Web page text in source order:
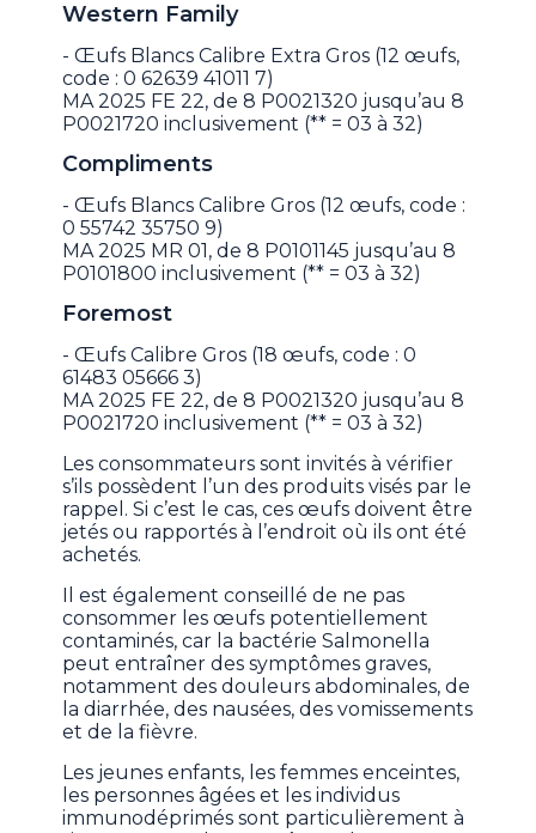
Western Family
- Œufs Blancs Calibre Extra Gros (12 œufs,
code : 0 62639 41011 7)
MA 2025 FE 22, de 8 P0021320 jusqu’au 8
P0021720 inclusivement (** = 03 à 32)
Compliments
- Œufs Blancs Calibre Gros (12 œufs, code :
0 55742 35750 9)
MA 2025 MR 01, de 8 P0101145 jusqu’au 8
P0101800 inclusivement (** = 03 à 32)
Foremost
- Œufs Calibre Gros (18 œufs, code : 0
61483 05666 3)
MA 2025 FE 22, de 8 P0021320 jusqu’au 8
P0021720 inclusivement (** = 03 à 32)
Les consommateurs sont invités à vérifier
s’ils possèdent l’un des produits visés par le
rappel. Si c’est le cas, ces œufs doivent être
jetés ou rapportés à l’endroit où ils ont été
achetés.
Il est également conseillé de ne pas
consommer les œufs potentiellement
contaminés, car la bactérie Salmonella
peut entraîner des symptômes graves,
notamment des douleurs abdominales, de
la diarrhée, des nausées, des vomissements
et de la fièvre.
Les jeunes enfants, les femmes enceintes,
les personnes âgées et les individus
immunodéprimés sont particulièrement à